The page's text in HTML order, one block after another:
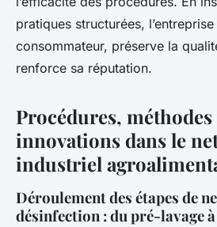
pratiques structurées,
consommateur, préserve la
renforce sa réputation.
Procédures, méthodes
innovations dans le
industriel
Déroulement des étapes de
désinfection : du pré-lavage